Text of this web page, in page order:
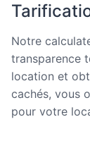
Notre
transparence
location et
cachés, vous
pour votre